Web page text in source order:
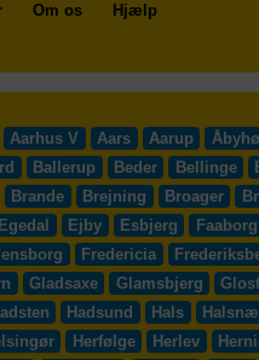
Om os Hjælp
Aarhus V Aars Aarup
Ballerup Beder Bellinge
Brande Brejning Broager
Egedal Ejby Esbjerg Faaborg
Fredericia
Gladsaxe Glamsbjerg
Hadsund Hals
Herfølge Herlev